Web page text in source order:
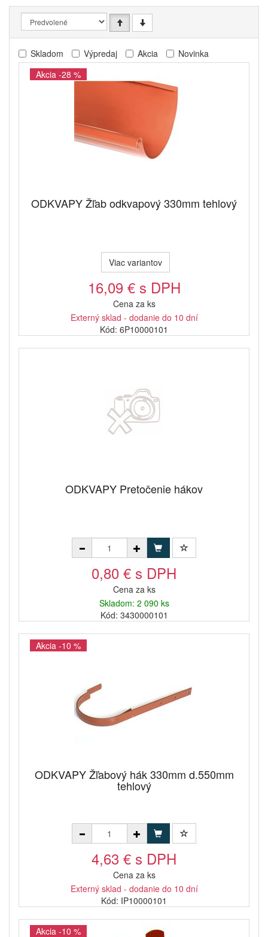
Skladom Výpredaj Akcia
Novinka
Akcia -28 %
ODKVAPY Žľab odkvapový 330mm tehlový
Viac variantov
16,09 € s DPH
Cena za ks
Externý sklad - dodanie do 10 dní
Kód: 6P10000101
ODKVAPY Pretočenie hákov
0,80 € s DPH
Cena za ks
Skladom: 2 090 ks
Kód: 3430000101
Akcia -10 %
ODKVAPY Žľabový hák 330mm d.550mm
tehlový
4,63 € s DPH
Cena za ks
Externý sklad - dodanie do 10 dní
Kód: IP10000101
Akcia -10 %